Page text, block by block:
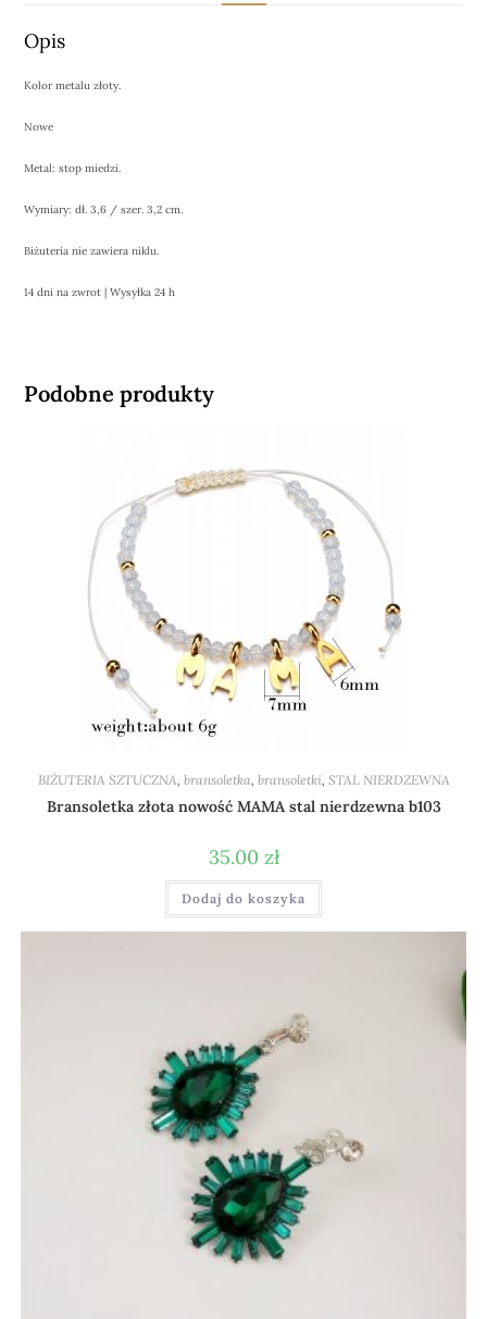
Opis
Kolor metalu złoty.
Nowe
Metal: stop miedzi.
Wymiary: dł. 3,6 / szer. 3,2 cm.
Biżuteria nie zawiera niklu.
14 dni na zwrot | Wysyłka 24 h
Podobne produkty
BIŻUTERIA SZTUCZNA, bransoletka, bransoletki, STAL NIERDZEWNA
Bransoletka złota nowość MAMA stal nierdzewna b103
35.00 zł
Dodaj do koszyka